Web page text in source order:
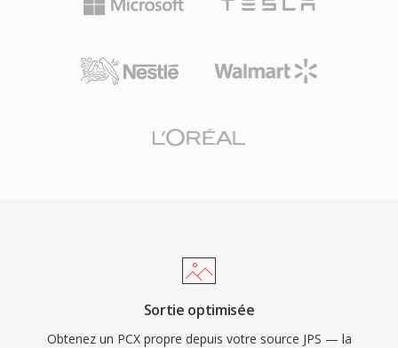
Sortie optimisée
Obtenez un PCX propre depuis votre source JPS — la